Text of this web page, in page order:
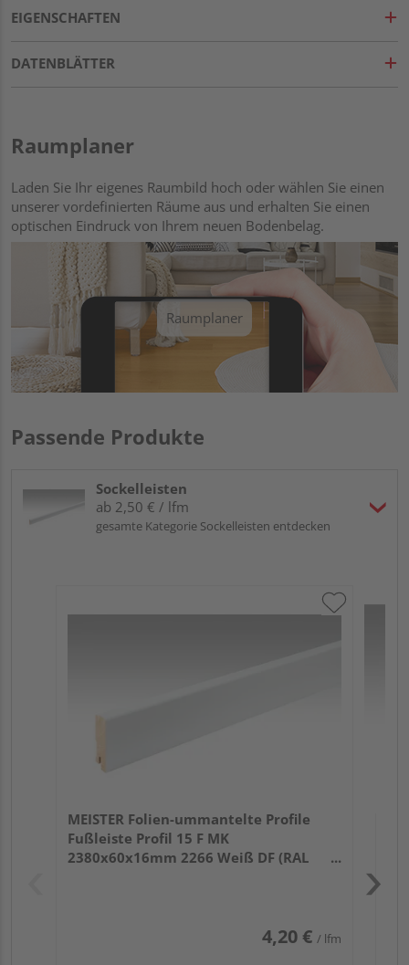
EIGENSCHAFTEN
DATENBLÄTTER
Raumplaner
Laden Sie Ihr eigenes Raumbild hoch oder wählen Sie einen
unserer vordefinierten Räume aus und erhalten Sie einen
optischen Eindruck von Ihrem neuen Bodenbelag.
Raumplaner
Passende Produkte
Sockelleisten
ab 2,50 € / lfm
gesamte Kategorie Sockelleisten entdecken
MEISTER Folien-ummantelte Profile
Fußleiste Profil 15 F MK
2380x60x16mm 2266 Weiß DF (RAL
4,20 € / lfm